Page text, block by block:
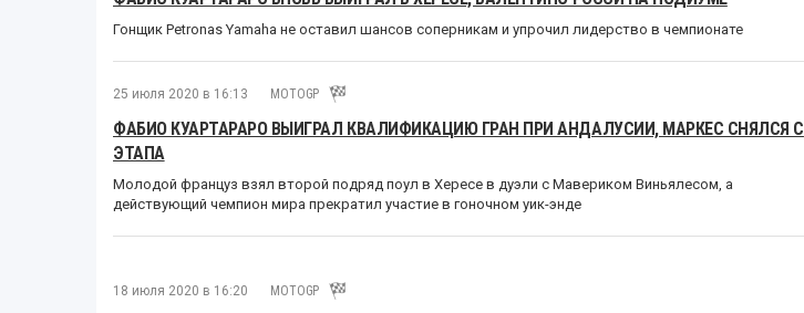
Гонщик Petronas Yamaha не оставил шансов соперникам и упрочил лидерство в чемпионате
25 июля 2020 в 16:13 MOTOGP
ФАБИО КУАРТАРАРО ВЫИГРАЛ КВАЛИФИКАЦИЮ ГРАН ПРИ АНДАЛУСИИ, МАРКЕС СНЯЛСЯ С
ЭТАПА
Молодой француз взял второй подряд поул в Хересе в дуэли с Мавериком Виньялесом, а
действующий чемпион мира прекратил участие в гоночном уик-энде
18 июля 2020 в 16:20 MOTOGP